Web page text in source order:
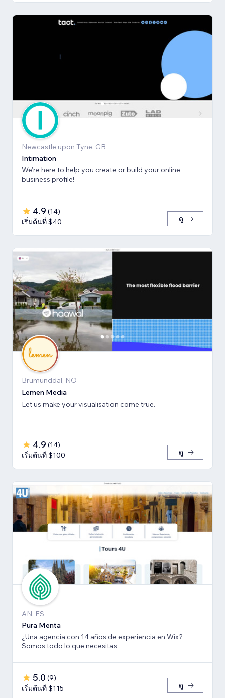
Newcastle upon Tyne, GB
Intimation
We're here to help you create or build your online
business profile!
4.9 (14)
เริ่มต้นที่ $40
ดู
Brumunddal, NO
Lemen Media
Let us make your visualisation come true.
4.9 (14)
เริ่มต้นที่ $100
ดู
AN, ES
Pura Menta
¿Una agencia con 14 años de experiencia en Wix?
Somos todo lo que necesitas
5.0 (9)
เริ่มต้นที่ $115
ดู